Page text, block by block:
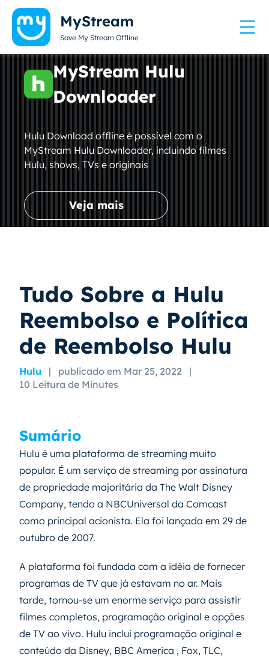
MyStream
Save My Stream Offline
MyStream Hulu
Downloader
Hulu Download offline é possível com o
MyStream Hulu Downloader, incluindo filmes
Hulu, shows, TVs e originais
Veja mais
Tudo Sobre a Hulu
Reembolso e Política
de Reembolso Hulu
Hulu | publicado em Mar 25, 2022
|
10 Leitura de Minutes
Sumário
Hulu é uma plataforma de streaming muito
popular. É um serviço de streaming por assinatura
de propriedade majoritária da The Walt Disney
Company, tendo a NBCUniversal da Comcast
como principal acionista. Ela foi lançada em 29 de
outubro de 2007.
A plataforma foi fundada com a idéia de fornecer
programas de TV que já estavam no ar. Mais
tarde, tornou-se um enorme serviço para assistir
filmes completos, programação original e opções
de TV ao vivo. Hulu inclui programação original e
conteúdo da Disney, BBC America , Fox, TLC,